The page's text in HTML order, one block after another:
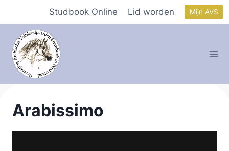
inhoud
Studbook Online Lid worden Mijn AVS
Arabissimo